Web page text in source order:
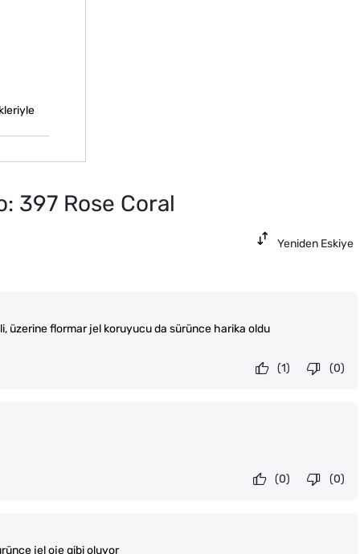
397 Rose Coral
Yeniden Eskiye
üzerine flormar jel koruyucu da sürünce harika oldu
(0)
(1)
(0)
(0)
jel oje gibi oluyor